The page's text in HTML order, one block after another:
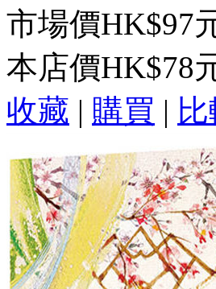
市場價HK$97
本店價HK$78
收藏 | 購買 |